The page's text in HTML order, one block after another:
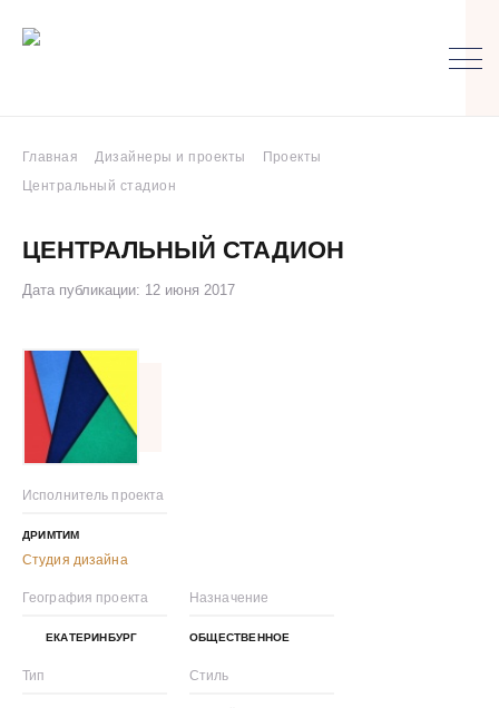
Главная Дизайнеры и проекты
Проекты
Центральный стадион
ЦЕНТРАЛЬНЫЙ СТАДИОН
Дата публикации: 12 июня 2017
Исполнитель проекта
ДРИМТИМ
Студия дизайна
География проекта
ЕКАТЕРИНБУРГ
Назначение
ОБЩЕСТВЕННОЕ
Тип Стиль